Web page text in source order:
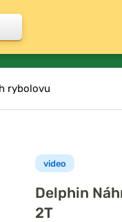
rybolovu
Delphin
2T
video